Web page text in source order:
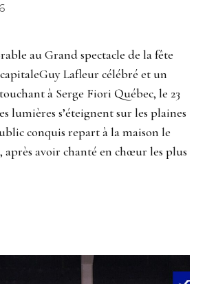
au Grand spectacle de la fête
Lafleur célébré et un
à Serge Fiori Québec, le 23
lumières s’éteignent sur les plaines
conquis repart à la maison le
après avoir chanté en chœur les plus